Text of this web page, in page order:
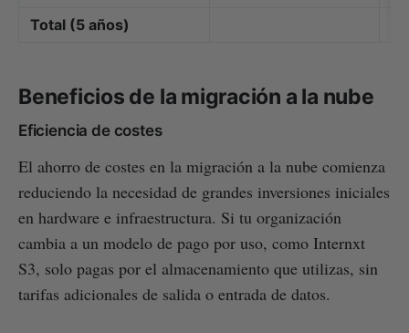
Total (5 años)
Beneficios de la migración a la nube
Eficiencia de costes
El ahorro de costes en la migración a la nube comienza
reduciendo la necesidad de grandes inversiones iniciales
en hardware e infraestructura. Si tu organización
cambia a un modelo de pago por uso, como Internxt
S3, solo pagas por el almacenamiento que utilizas, sin
tarifas adicionales de salida o entrada de datos.